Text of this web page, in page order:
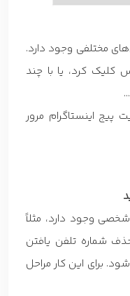
مختلفی وجود دارد.
کلیک کرد، یا با چند
پیج اینستاگرام مرور
وجود دارد، مثلاً
شماره تلفن یافتن
برای این کار مراحل